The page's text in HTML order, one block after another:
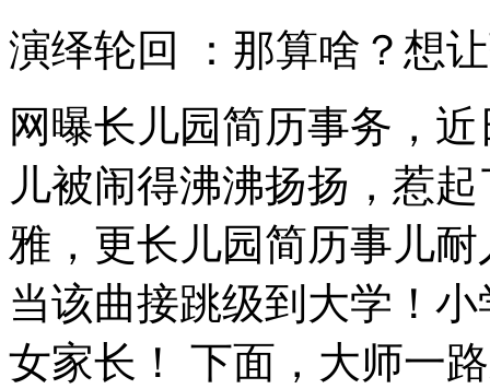
演绎轮回 ：那算啥？想
网曝长儿园简历事务，
儿被闹得沸沸扬扬，惹
雅，更长儿园简历事儿
当该曲接跳级到大学！
女家长！ 下面，大师一